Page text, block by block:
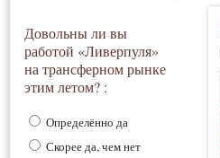
Довольны ли вы
работой «Ливерпуля»
на трансферном рынке
этим летом? :
Определённо да
Скорее да, чем нет